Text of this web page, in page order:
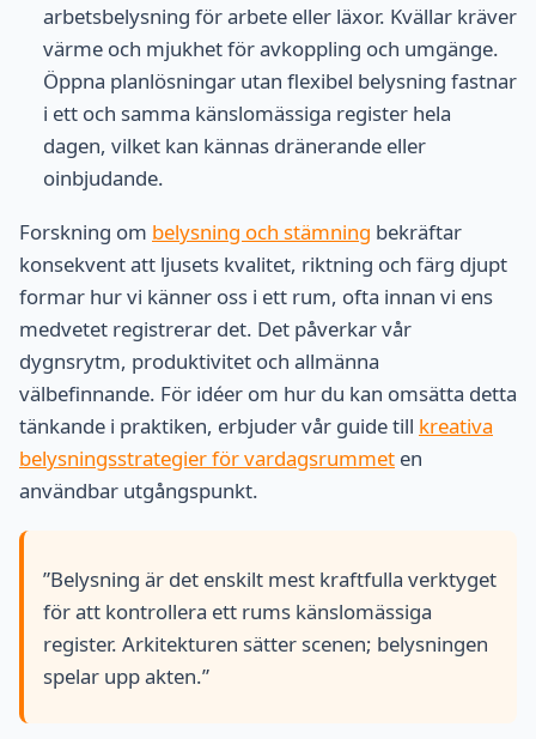
arbetsbelysning för arbete eller läxor. Kvällar kräver
värme och mjukhet för avkoppling och umgänge.
Öppna planlösningar utan flexibel belysning fastnar
i ett och samma känslomässiga register hela
dagen, vilket kan kännas dränerande eller
oinbjudande.
Forskning om belysning och stämning bekräftar
konsekvent att ljusets kvalitet, riktning och färg djupt
formar hur vi känner oss i ett rum, ofta innan vi ens
medvetet registrerar det. Det påverkar vår
dygnsrytm, produktivitet och allmänna
välbefinnande. För idéer om hur du kan omsätta detta
tänkande i praktiken, erbjuder vår guide till kreativa
belysningsstrategier för vardagsrummet en
användbar utgångspunkt.
”Belysning är det enskilt mest kraftfulla verktyget
för att kontrollera ett rums känslomässiga
register. Arkitekturen sätter scenen; belysningen
spelar upp akten.”